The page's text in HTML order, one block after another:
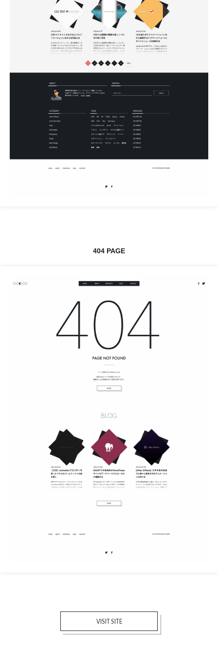
404 PAGE
VISIT SITE